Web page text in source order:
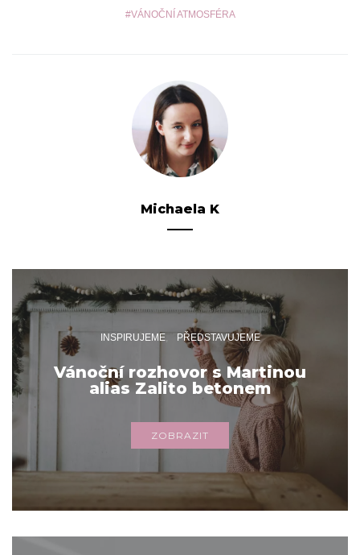
VÁNOČNÍ ATMOSFÉRA
Michaela K
INSPIRUJEME PŘEDSTAVUJEME
Vánoční rozhovor s Martinou
alias Zalito betonem
ZOBRAZIT